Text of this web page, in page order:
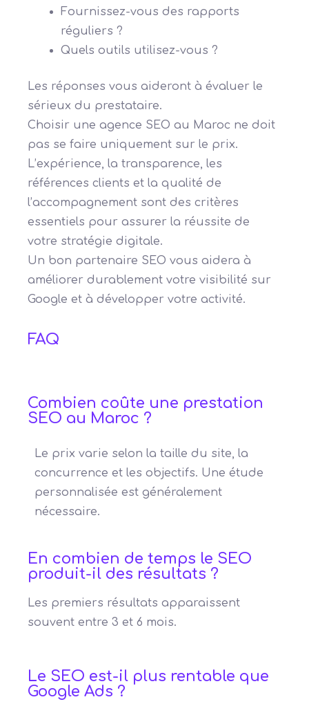
Fournissez-vous des rapports
réguliers ?
Quels outils utilisez-vous ?
Les réponses vous aideront à évaluer le
sérieux du prestataire.
Choisir une agence SEO au Maroc ne doit
pas se faire uniquement sur le prix.
L’expérience, la transparence, les
références clients et la qualité de
l’accompagnement sont des critères
essentiels pour assurer la réussite de
votre stratégie digitale.
Un bon partenaire SEO vous aidera à
améliorer durablement votre visibilité sur
Google et à développer votre activité.
FAQ
Combien coûte une prestation
SEO au Maroc ?
Le prix varie selon la taille du site, la
concurrence et les objectifs. Une étude
personnalisée est généralement
nécessaire.
En combien de temps le SEO
produit-il des résultats ?
Les premiers résultats apparaissent
souvent entre 3 et 6 mois.
Le SEO est-il plus rentable que
Google Ads ?